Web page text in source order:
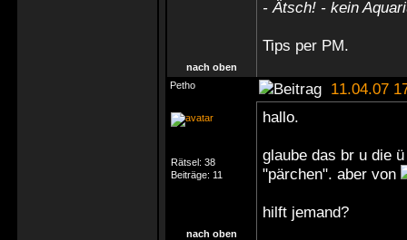
- Ätsch! - kein
Tips per PM.
nach oben
Petho
11.04.07
Rätsel: 38
Beiträge: 11
hallo.
glaube das br u die
"pärchen". aber von
hilft jemand?
nach oben